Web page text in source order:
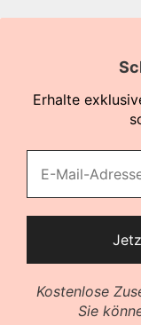
Erhalte
Kostenlose
Sie